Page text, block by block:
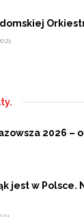
2026 –
jest w Polsce.